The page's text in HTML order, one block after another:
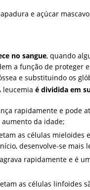
e açúcar
no sangue, quando
a função de proteger
e substituindo os
leucemia é dividida em
rapidamente e pode
da idade;
as células mieloides
desenvolve-se mais
rapidamente e é
as células linfoides